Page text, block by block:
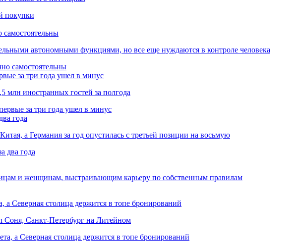
автономными функциями, но все еще нуждаются в контроле человека
за три года ушел в минус
млн иностранных гостей за полгода
года
а Германия за год опустилась с третьей позиции на восьмую
и женщинам, выстраивающим карьеру по собственным правилам
Северная столица держится в топе бронирований
Соня, Санкт-Петербург на Литейном